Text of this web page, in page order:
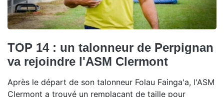
TOP 14 : un talonneur de Perpignan
va rejoindre l'ASM Clermont
Après le départ de son talonneur Folau Fainga'a, l'ASM
Clermont a trouvé un remplaçant de taille pour